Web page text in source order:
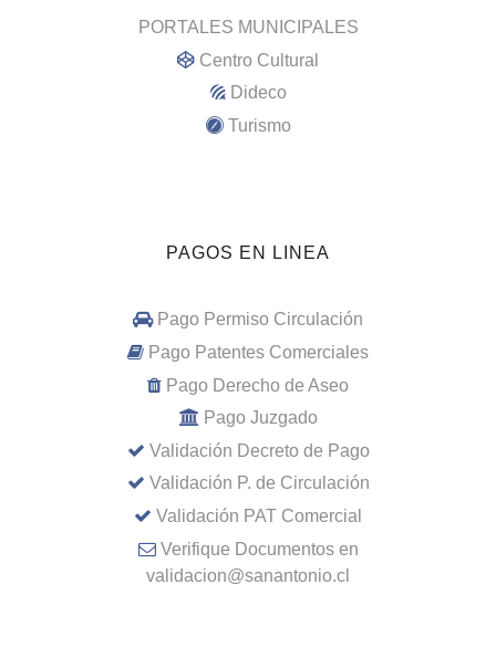
PORTALES MUNICIPALES
Centro Cultural
Dideco
Turismo
PAGOS EN LINEA
Pago Permiso Circulación
Pago Patentes Comerciales
Pago Derecho de Aseo
Pago Juzgado
Validación Decreto de Pago
Validación P. de Circulación
Validación PAT Comercial
Verifique Documentos en
validacion@sanantonio.cl